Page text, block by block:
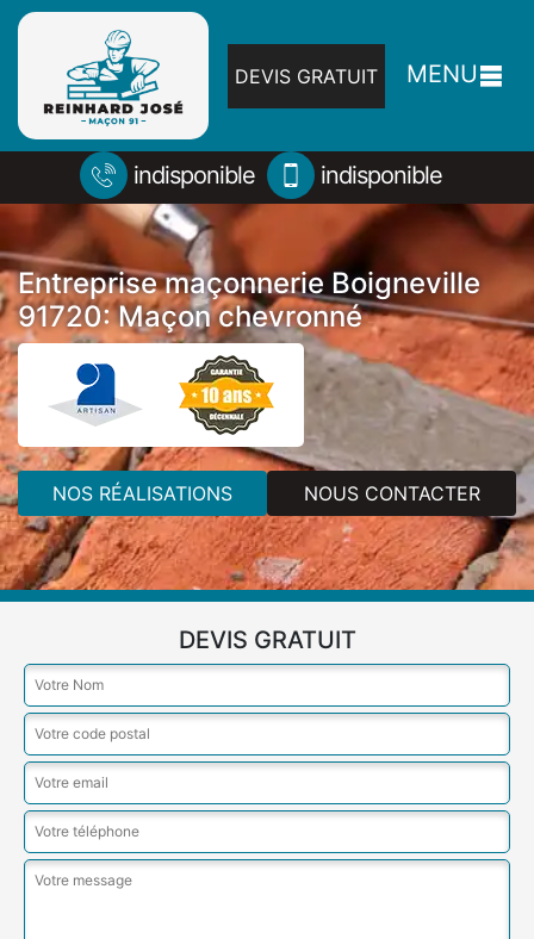
DEVIS GRATUIT MENU
indisponible indisponible
Entreprise maçonnerie Boigneville
91720: Maçon chevronné
NOS RÉALISATIONS NOUS CONTACTER
DEVIS GRATUIT